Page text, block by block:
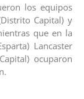
los equipos
Capital) y
que en la
Lancaster
ocuparon